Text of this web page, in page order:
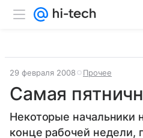
29 февраля 2008 Прочее
Самая
Некоторые начальники
конце рабочей недели,